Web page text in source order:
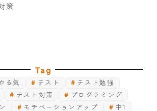
策
Tag
る気 テスト
テスト勉強
テスト対策
プログラミング
モチベーションアップ
中1